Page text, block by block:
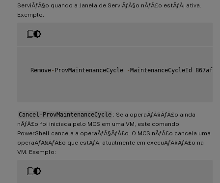
ServiÃƒÂ§o quando a Janela de ServiÃƒÂ§o nÃƒÂ£o estÃƒÂ¡ ativa.
Exemplo:
Remove- ProvMaintenanceCycle -MaintenanceCycleId
Cancel-ProvMaintenanceCycle : Se a operaÃƒÂ§ÃƒÂ£o ainda
nÃƒÂ£o foi iniciada pelo MCS em uma VM, este comando
PowerShell cancela a operaÃƒÂ§ÃƒÂ£o. O MCS nÃƒÂ£o cancela uma
operaÃƒÂ§ÃƒÂ£o que estÃƒÂ¡ atualmente em execuÃƒÂ§ÃƒÂ£o na
VM. Exemplo: